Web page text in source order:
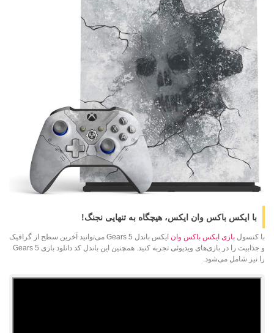
با ایکس باکس وان ایکس، هیچگاه به تنهایی نجنگ!
با کنسول بازی ایکس باکس وان
ایکس باندل Gears 5 می‌توانید آخرین سطح از گرافیک
و جذابیت را در بازی‌های ویدیوئی تجربه کنید. همچنین این باندل کد دانلود بازی‌ Gears 5
را نیز شامل می‌شود.